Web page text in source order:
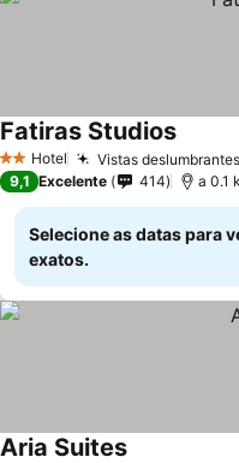
2 Estrelas
Hotel Vistas
Fatiras Studios
9,1 Excelente 414 a 0.1
Selecione as datas para
exatos.
Aria Suites